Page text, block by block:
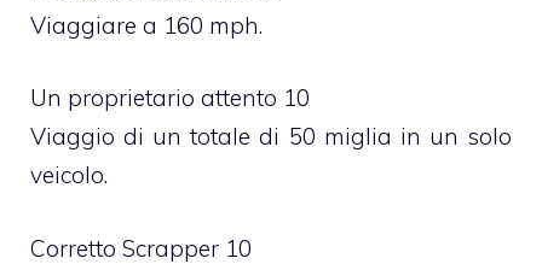
Viaggiare a 160 mph.
Un proprietario attento 10
Viaggio di un totale di 50 miglia in un solo
veicolo.
Corretto Scrapper 10